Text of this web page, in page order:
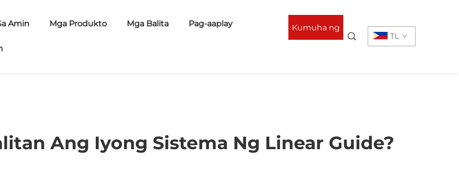
Amin Mga Produkto Mga Balita Pag-aaplay Kumuha ng
TL
Ang Iyong Sistema Ng Linear Guide?